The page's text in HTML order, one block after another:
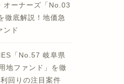
オーナーズ「No.03
徹底解説！地価急
ンド
「No.57 岐阜県
地ファンド」を徹
回りの注目案件